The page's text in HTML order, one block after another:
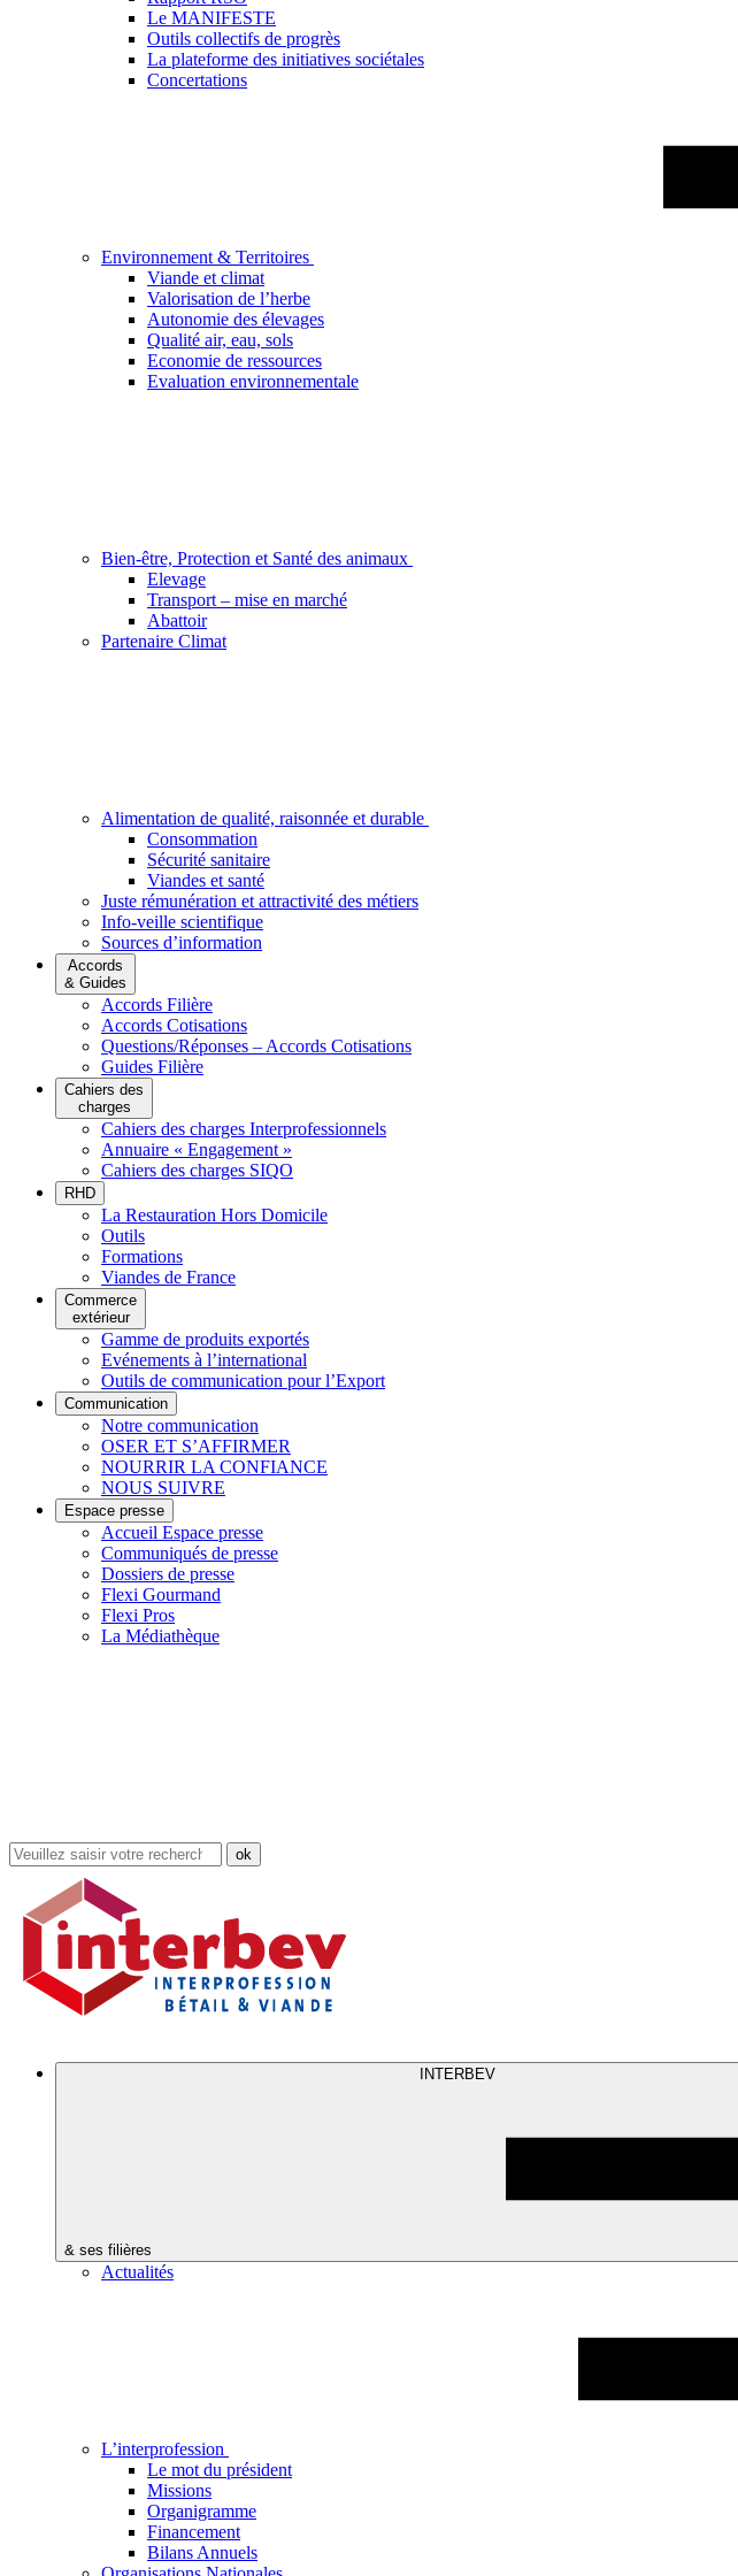
Le MANIFESTE
Outils collectifs de progrès
La plateforme des initiatives sociétales
Concertations
Environnement & Territoires
Viande et climat
Valorisation de l’herbe
Autonomie des élevages
Qualité air, eau, sols
Economie de ressources
Evaluation environnementale
Bien-être, Protection et Santé des animaux
Elevage
Transport – mise en marché
Abattoir
Partenaire Climat
Alimentation de qualité, raisonnée et durable
Consommation
Sécurité sanitaire
Viandes et santé
Juste rémunération et attractivité des métiers
Info-veille scientifique
Sources d’information
Accords
& Guides
Accords Filière
Accords Cotisations
Questions/Réponses – Accords Cotisations
Guides Filière
Cahiers des
charges
Cahiers des charges Interprofessionnels
Annuaire « Engagement »
Cahiers des charges SIQO
RHD
La Restauration Hors Domicile
Outils
Formations
Viandes de France
Commerce
extérieur
Gamme de produits exportés
Evénements à l’international
Outils de communication pour l’Export
Communication
Notre communication
OSER ET S’AFFIRMER
NOURRIR LA CONFIANCE
NOUS SUIVRE
Espace presse
Accueil Espace presse
Communiqués de presse
Dossiers de presse
Flexi Gourmand
Flexi Pros
La Médiathèque
Rechercher
dans
site
INTERBEV
& ses filières
Actualités
L’interprofession
Le mot du président
Missions
Organigramme
Financement
Bilans Annuels